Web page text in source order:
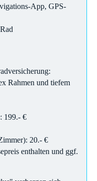
App, GPS-
Rahmen und tiefem
199.- €
20.- €
enthalten und ggf.